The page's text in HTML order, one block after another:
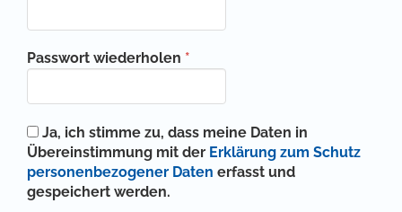
Passwort wiederholen *
Übereinstimmung mit der Erklärung zum Schutz
personenbezogener Daten erfasst und
gespeichert werden.